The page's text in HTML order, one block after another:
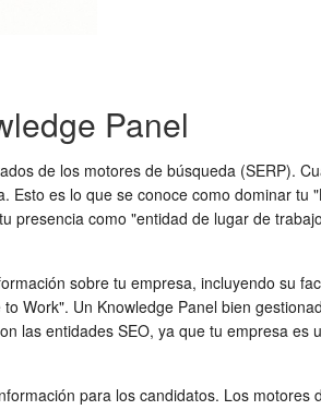
Panel
de los motores de búsqueda (SERP).
es lo que se conoce como dominar tu
presencia como "entidad de lugar de
sobre tu empresa, incluyendo su
Work". Un Knowledge Panel bien
las entidades SEO, ya que tu empresa es
para los candidatos. Los motores